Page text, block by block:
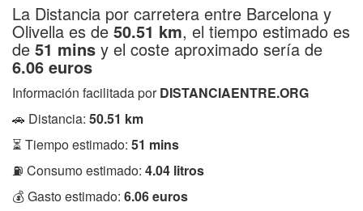
La Distancia por carretera entre Barcelona y
Olivella es de 50.51 km, el tiempo estimado es
de 51 mins y el coste aproximado sería de
6.06 euros
Información facilitada porDISTANCIAENTRE.ORG
🚗 Distancia: 50.51 km
⏳ Tiempo estimado: 51 mins
⛽ Consumo estimado: 4.04 litros
💰 Gasto estimado: 6.06 euros